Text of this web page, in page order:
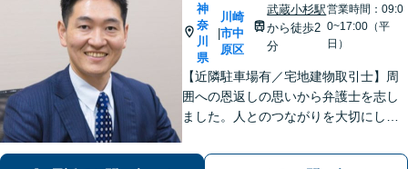
神
奈
川
県
|
川崎
市中
原区
武蔵小杉駅
から徒歩2
分
営業時間：09:0
0~17:00（平
日）
【近隣駐車場有／宅地建物取引士】周
囲への恩返しの思いから弁護士を志し
ました。人とのつながりを大切にし、
限り最良の結果を追求します。皆様の